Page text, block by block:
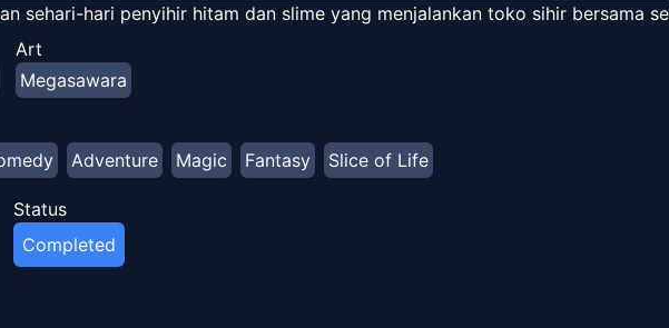
sehari-hari penyihir hitam dan slime yang menjalankan toko sihir bersama
Art
Megasawara
Adventure Magic Fantasy Slice of Life
Status
Completed